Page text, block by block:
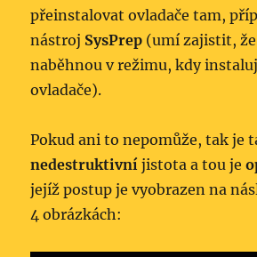
přeinstalovat ovladače tam,
nástroj SysPrep (umí zajistit,
naběhnou v režimu, kdy
ovladače).
Pokud ani to nepomůže, tak je
nedestruktivní jistota a tou je
jejíž postup je vyobrazen na
4 obrázkách: